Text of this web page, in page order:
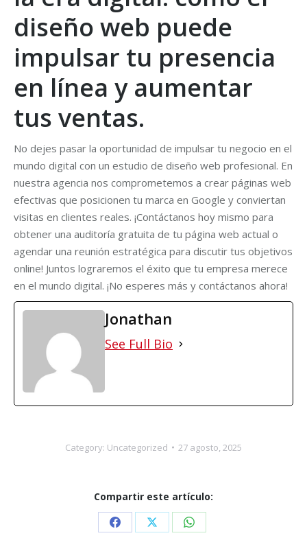
diseño web puede
impulsar tu presencia
en línea y aumentar
tus ventas.
No dejes pasar la oportunidad de impulsar tu negocio en el
mundo digital con un estudio de diseño web profesional. En
nuestra agencia nos comprometemos a crear páginas web
efectivas que posicionen tu marca en Google y conviertan
visitas en clientes reales. ¡Contáctanos hoy mismo para
obtener una auditoría gratuita de tu página web actual o
agendar una reunión estratégica para discutir tus objetivos
online! Juntos lograremos el éxito que tu empresa merece
en el mundo digital. ¡No esperes más y contáctanos ahora!
Jonathan
See Full Bio
Category: Uncategorized 27 agosto, 2025
Compartir este artículo:
Share Share Share